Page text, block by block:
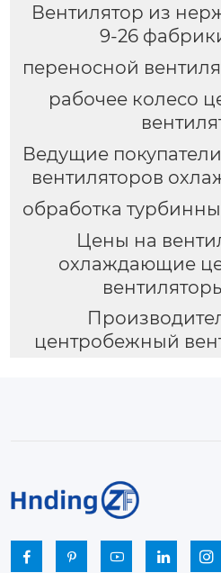
Вентилятор из
9-26
переносной
рабочее колесо
Ведущие
вентиляторов
обработка
Цены на
охлаждающие
центробежный
    